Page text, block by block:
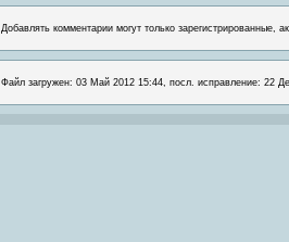
Добавлять комментарии могут только зарегистрированные,
Файл загружен: 03 Май 2012 15:44, посл. исправление: 22